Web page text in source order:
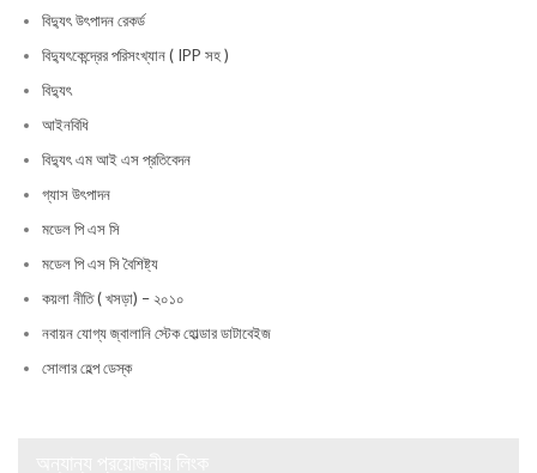
বিদ্যুৎ উৎপাদন রেকর্ড
বিদ্যুৎকেন্দ্রের পরিসংখ্যান ( IPP সহ )
বিদ্যুৎ
আইনবিধি
বিদ্যুৎ এম আই এস প্রতিবেদন
গ্যাস উৎপাদন
মডেল পি এস সি
মডেল পি এস সি বৈশিষ্ট্য
কয়লা নীতি ( খসড়া) – ২০১০
নবায়ন যোগ্য জ্বালানি স্টেক হোল্ডার ডাটাবেইজ
সোলার হেল্প ডেস্ক